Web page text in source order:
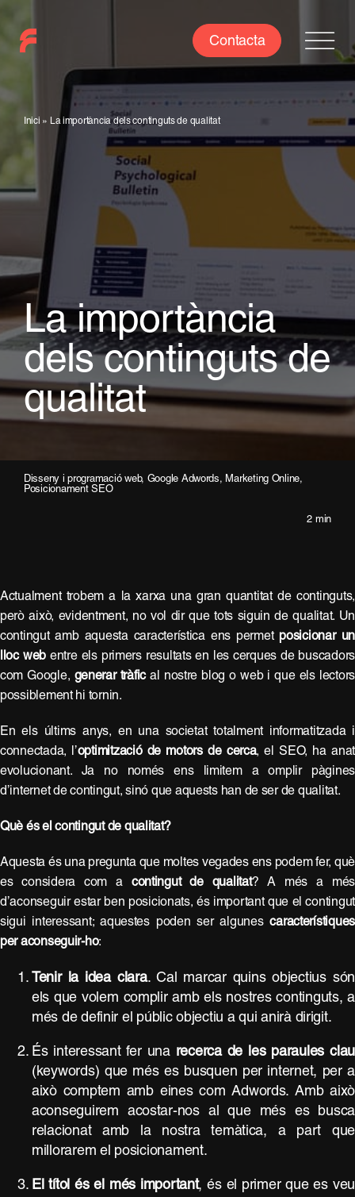
content
Contacta
Inici » La importància dels continguts de qualitat
La importància
dels continguts de
qualitat
Disseny i programació web, Google Adwords, Marketing Online,
Posicionament SEO
2 min
Actualment trobem a la xarxa una gran quantitat de continguts,
però això, evidentment, no vol dir que tots siguin de qualitat. Un
contingut amb aquesta característica ens permet posicionar un
lloc web entre els primers resultats en les cerques de buscadors
com Google, generar tràfical nostre blog o web i que els lectors
possiblement hi tornin.
En els últims anys, en una societat totalment informatitzada i
connectada, l’optimització de motors de cerca, el SEO, ha anat
evolucionant. Ja no només ens limitem a omplir pàgines
d’internet de contingut, sinó que aquests han de ser de qualitat.
Què és el contingut de qualitat?
Aquesta és una pregunta que moltes vegades ens podem fer, què
es considera com a contingut de qualitat? A més a més
d’aconseguir estar ben posicionats, és important que el contingut
sigui interessant; aquestes poden ser algunescaracterístiques
per aconseguir-ho:
Tenir la idea clara. Cal marcar quins objectius són
els que volem complir amb els nostres continguts, a
més de definir el públic objectiu a qui anirà dirigit.
És interessant fer una recerca de les paraules clau
(keywords) que més es busquen per internet, per a
això comptem amb eines com Adwords. Amb això
aconseguirem acostar-nos al que més es busca
relacionat amb la nostra temàtica, a part que
millorarem el posicionament.
El títol és el més important, és el primer que es veu